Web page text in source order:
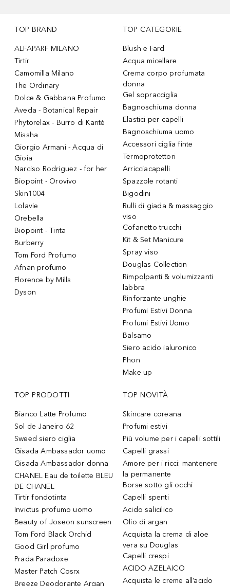
TOP BRAND
ALFAPARF MILANO
Tirtir
Camomilla Milano
The Ordinary
Dolce & Gabbana Profumo
Aveda - Botanical Repair
Phytorelax - Burro di Karitè
Missha
Giorgio Armani - Acqua di
Gioia
Narciso Rodriguez - for her
Biopoint - Orovivo
Skin1004
Lolavie
Orebella
Biopoint - Tinta
Burberry
Tom Ford Profumo
Afnan profumo
Florence by Mills
Dyson
TOP CATEGORIE
Blush e Fard
Acqua micellare
Crema corpo profumata
donna
Gel sopracciglia
Bagnoschiuma donna
Elastici per capelli
Bagnoschiuma uomo
Accessori ciglia finte
Termoprotettori
Arricciacapelli
Spazzole rotanti
Bigodini
Rulli di giada & massaggio
viso
Cofanetto trucchi
Kit & Set Manicure
Spray viso
Douglas Collection
Rimpolpanti & volumizzanti
labbra
Rinforzante unghie
Profumi Estivi Donna
Profumi Estivi Uomo
Balsamo
Siero acido ialuronico
Phon
Make up
TOP PRODOTTI
Bianco Latte Profumo
Sol de Janeiro 62
Sweed siero ciglia
Gisada Ambassador uomo
Gisada Ambassador donna
CHANEL Eau de toilette BLEU
DE CHANEL
Tirtir fondotinta
Invictus profumo uomo
Beauty of Joseon sunscreen
Tom Ford Black Orchid
Good Girl profumo
Prada Paradoxe
Master Patch Cosrx
Breeze Deodorante Argan
TOP NOVITÀ
Skincare coreana
Profumi estivi
Più volume per i capelli sottili
Capelli grassi
Amore per i ricci: mantenere
la permanente
Borse sotto gli occhi
Capelli spenti
Acido salicilico
Olio di argan
Acquista la crema di aloe
vera su Douglas
Capelli crespi
ACIDO AZELAICO
Acquista le creme all’acido